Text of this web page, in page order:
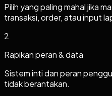
Pilih yang paling mahal jika
transaksi, order, atau input
2
Rapikan peran & data
Sistem inti dan peran
tidak berantakan.